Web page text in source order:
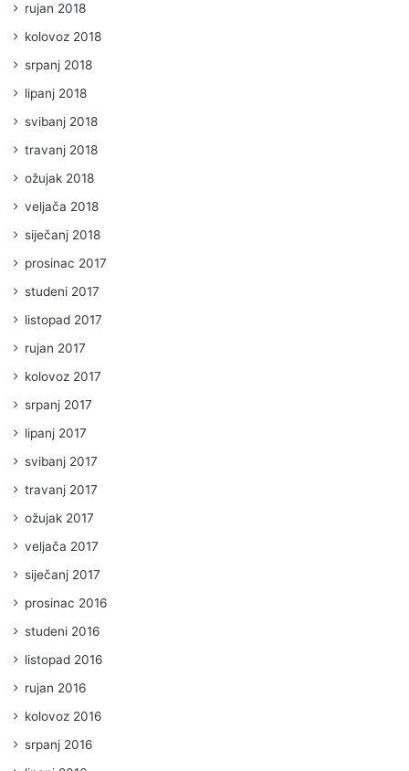
rujan 2018
kolovoz 2018
srpanj 2018
lipanj 2018
svibanj 2018
travanj 2018
ožujak 2018
veljača 2018
siječanj 2018
prosinac 2017
studeni 2017
listopad 2017
rujan 2017
kolovoz 2017
srpanj 2017
lipanj 2017
svibanj 2017
travanj 2017
ožujak 2017
veljača 2017
siječanj 2017
prosinac 2016
studeni 2016
listopad 2016
rujan 2016
kolovoz 2016
srpanj 2016